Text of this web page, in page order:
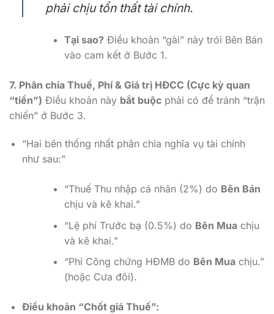
phải chịu tổn thất tài chính.
Tại sao? Điều khoản “gài” này trói Bên Bán
vào cam kết ở Bước 1.
7. Phân chia Thuế, Phí & Giá trị HĐCC (Cực kỳ quan
“tiền”) Điều khoản này bắt buộc phải có để tránh “trận
chiến” ở Bước 3.
“Hai bên thống nhất phân chia nghĩa vụ tài chính
như sau:”
“Thuế Thu nhập cá nhân (2%) do Bên Bán
chịu và kê khai.”
“Lệ phí Trước bạ (0.5%) do Bên Muachịu
và kê khai.”
“Phí Công chứng HĐMB do Bên Muachịu.”
(hoặc Cưa đôi).
Điều khoản “Chốt giá Thuế”: